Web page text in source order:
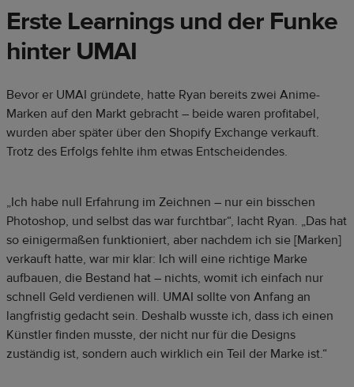
Erste Learnings und der Funke
hinter UMAI
Bevor er UMAI gründete, hatte Ryan bereits zwei Anime-
Marken auf den Markt gebracht – beide waren profitabel,
wurden aber später über den Shopify Exchange verkauft.
Trotz des Erfolgs fehlte ihm etwas Entscheidendes.
„Ich habe null Erfahrung im Zeichnen – nur ein bisschen
Photoshop, und selbst das war furchtbar“, lacht Ryan. „Das hat
so einigermaßen funktioniert, aber nachdem ich sie [Marken]
verkauft hatte, war mir klar: Ich will eine richtige Marke
aufbauen, die Bestand hat – nichts, womit ich einfach nur
schnell Geld verdienen will. UMAI sollte von Anfang an
langfristig gedacht sein. Deshalb wusste ich, dass ich einen
Künstler finden musste, der nicht nur für die Designs
zuständig ist, sondern auch wirklich ein Teil der Marke ist.“